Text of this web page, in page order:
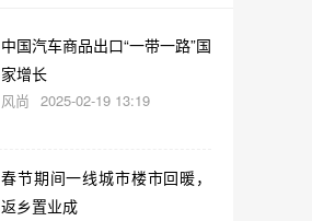
中国汽车商品出口“一带一路”国
家增长
风尚 2025-02-19 13:19
春节期间一线城市楼市回暖，
返乡置业成